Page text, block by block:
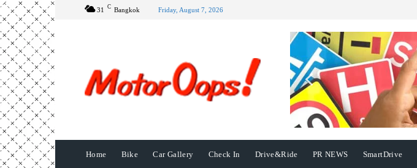
31 C Bangkok Friday, August 7, 2026
Home Bike Car Gallery Check In Drive&Ride PR NEWS SmartDrive